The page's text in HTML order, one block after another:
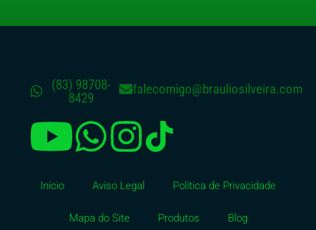
(83) 98708-
8429
falecomigo@brauliosilveira.com
Início Aviso Legal Política de Privacidade
Mapa do Site Produtos Blog